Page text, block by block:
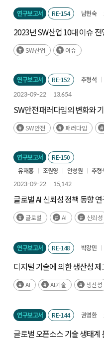
연구보고서 RE-154 남현숙
2023년 SW산업 10대 이슈 전
SW산업 이슈
연구보고서 RE-152 추형석
2023-09-22
13,654
SW안전 패러다임의 변화와
SW안전 패러다임
연구보고서 RE-150
유재흥 조원영 안성원 추형
2023-09-22
15,142
글로벌 AI 신뢰성 정책 동향
글로벌 AI 신뢰성
연구보고서 RE-148 박강민
디지털 기술에 의한 생산성
AI AI기술 생산성
연구보고서 RE-144 권영환
글로벌 오픈소스 기술 생태계